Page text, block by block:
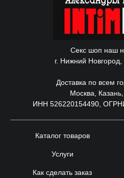
Секс шоп наш
г. Нижний
Доставка по всем
Москва,
ИНН 526220154490,
Каталог товаров
Услуги
Как сделать заказ